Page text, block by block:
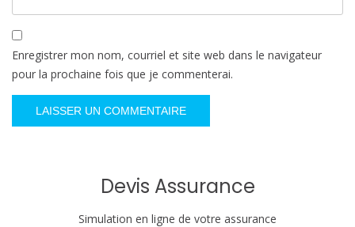
Enregistrer mon nom, courriel et site web dans le navigateur
pour la prochaine fois que je commenterai.
Devis Assurance
Simulation en ligne de votre assurance